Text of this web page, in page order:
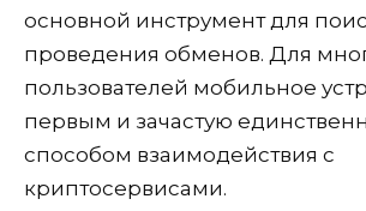
основной инструмент для
проведения обменов. Для
пользователей мобильное
первым и зачастую
способом взаимодействия с
криптосервисами.